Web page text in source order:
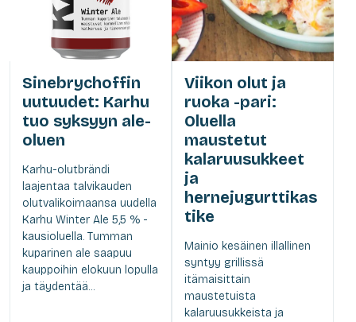
Sinebrychoffin
uutuudet: Karhu
tuo syksyyn ale-
oluen
Karhu-olutbrändi
laajentaa talvikauden
olutvalikoimaansa uudella
Karhu Winter Ale 5,5 % -
kausioluella. Tumman
kuparinen ale saapuu
kauppoihin elokuun lopulla
ja täydentää...
Viikon olut ja
ruoka -pari:
Oluella
maustetut
kalaruusukkeet
ja
hernejugurttikas
tike
Mainio kesäinen illallinen
syntyy grillissä
itämaisittain
maustetuista
kalaruusukkeista ja